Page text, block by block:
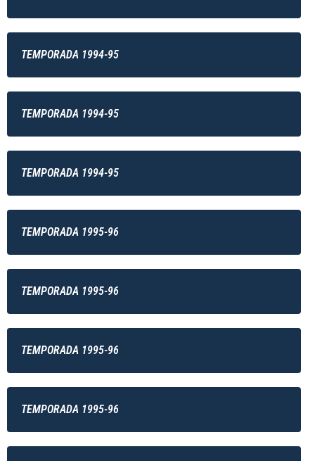
TEMPORADA 1994-95
TEMPORADA 1994-95
TEMPORADA 1994-95
TEMPORADA 1995-96
TEMPORADA 1995-96
TEMPORADA 1995-96
TEMPORADA 1995-96